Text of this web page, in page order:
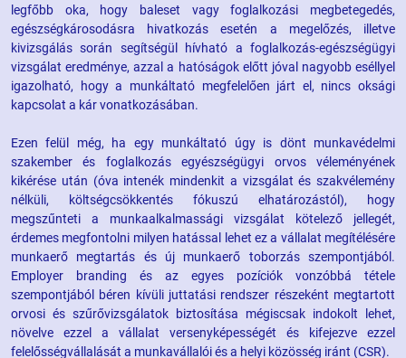
legfőbb oka, hogy baleset vagy foglalkozási megbetegedés,
egészségkárosodásra hivatkozás esetén a megelőzés, illetve
kivizsgálás során segítségül hívható a foglalkozás-egészségügyi
vizsgálat eredménye, azzal a hatóságok előtt jóval nagyobb eséllyel
igazolható, hogy a munkáltató megfelelően járt el, nincs oksági
kapcsolat a kár vonatkozásában.
Ezen felül még, ha egy munkáltató úgy is dönt munkavédelmi
szakember és foglalkozás egyészségügyi orvos véleményének
kikérése után (óva intenék mindenkit a vizsgálat és szakvélemény
nélküli, költségcsökkentés fókuszú elhatározástól), hogy
megszűnteti a munkaalkalmassági vizsgálat kötelező jellegét,
érdemes megfontolni milyen hatással lehet ez a vállalat megítélésére
munkaerő megtartás és új munkaerő toborzás szempontjából.
Employer branding és az egyes pozíciók vonzóbbá tétele
szempontjából béren kívüli juttatási rendszer részeként megtartott
orvosi és szűrővizsgálatok biztosítása mégiscsak indokolt lehet,
növelve ezzel a vállalat versenyképességét és kifejezve ezzel
felelősségvállalását a munkavállalói és a helyi közösség iránt (CSR).